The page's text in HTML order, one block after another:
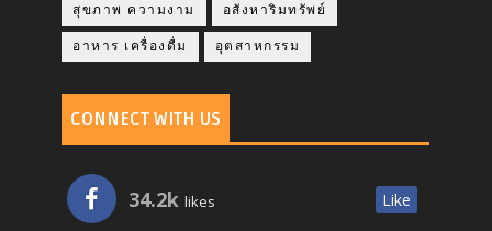
สุขภาพ ความงาม อสังหาริมทรัพย์
อาหาร เครื่องดื่ม อุตสาหกรรม
CONNECT WITH US
34.2k likes Like